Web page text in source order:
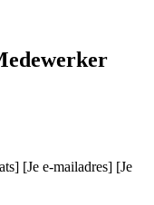
[Je e-mailadres] [Je